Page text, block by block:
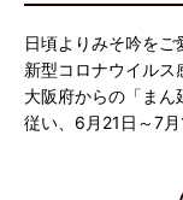
日頃よりみそ吟をご
新型コロナウイルス
大阪府からの「まん
従い、6月21日～7